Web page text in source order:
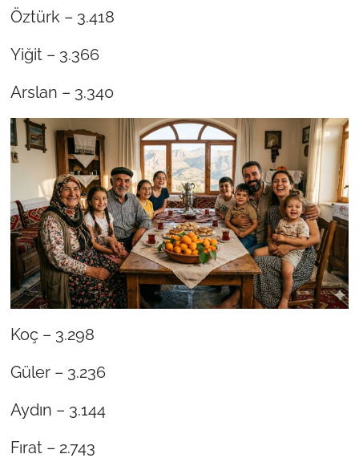
Öztürk – 3.418
Yiğit – 3.366
Arslan – 3.340
Koç – 3.298
Güler – 3.236
Aydın – 3.144
Fırat – 2.743